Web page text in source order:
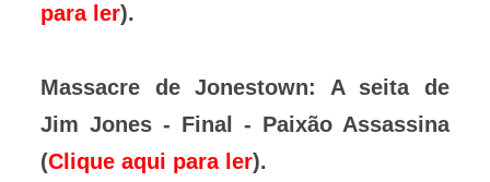
para ler).
Massacre de Jonestown: A seita de
Jim Jones - Final - Paixão Assassina
(Clique aqui para ler).